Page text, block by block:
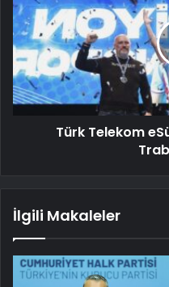
Türk Telekom
İlgili Makaleler